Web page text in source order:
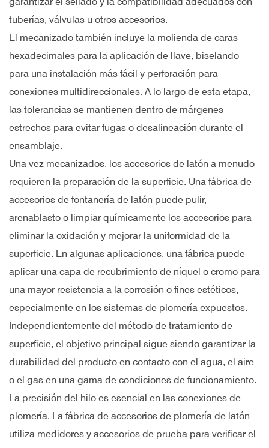
tuberías, válvulas u otros accesorios.
El mecanizado también incluye la molienda de caras
hexadecimales para la aplicación de llave, biselando
para una instalación más fácil y perforación para
conexiones multidireccionales. A lo largo de esta etapa,
las tolerancias se mantienen dentro de márgenes
estrechos para evitar fugas o desalineación durante el
ensamblaje.
Una vez mecanizados, los accesorios de latón a menudo
requieren la preparación de la superficie. Una fábrica de
accesorios de fontanería de latón puede pulir,
arenablasto o limpiar químicamente los accesorios para
eliminar la oxidación y mejorar la uniformidad de la
superficie. En algunas aplicaciones, una fábrica puede
aplicar una capa de recubrimiento de níquel o cromo para
una mayor resistencia a la corrosión o fines estéticos,
especialmente en los sistemas de plomería expuestos.
Independientemente del método de tratamiento de
superficie, el objetivo principal sigue siendo garantizar la
durabilidad del producto en contacto con el agua, el aire
o el gas en una gama de condiciones de funcionamiento.
La precisión del hilo es esencial en las conexiones de
plomería. La fábrica de accesorios de plomería de latón
utiliza medidores y accesorios de prueba para verificar el